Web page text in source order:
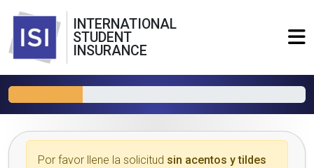
INTERNATIONAL
STUDENT
INSURANCE
Por favor llene la solicitud sin acentos y tildes